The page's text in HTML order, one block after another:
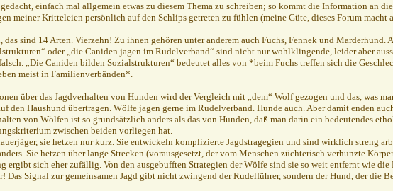
20:37
10:41
14:08
17:11
14.02.2001,21:40
12:13
15.02.2001,19:35
12:47
07:59
einfach mal allgemein etwas zu diesem Thema zu schreiben; so kommt die Information an
meiner Kritteleien persönlich auf den Schlips getreten zu fühlen (meine Güte, dieses Forum macht
das sind 14 Arten. Vierzehn! Zu ihnen gehören unter anderem auch Fuchs, Fennek und Marderhund.
oder „die Caniden jagen im Rudelverband“ sind nicht nur wohlklingende, leider aber
„Die Caniden bilden Sozialstrukturen“ bedeutet alles von *beim Fuchs treffen sich die
meist in Familienverbänden*.
über das Jagdverhalten von Hunden wird der Vergleich mit „dem“ Wolf gezogen und das, was
den Haushund übertragen. Wölfe jagen gerne im Rudelverband. Hunde auch. Aber damit enden
von Wölfen ist so grundsätzlich anders als das von Hunden, daß man darin ein bedeutendes
zwischen beiden vorliegen hat.
sie hetzen nur kurz. Sie entwickeln komplizierte Jagdstragegien und sind wirklich streng
Sie hetzen über lange Strecken (vorausgesetzt, der vom Menschen züchterisch verhunzte
ergibt sich eher zufällig. Von den ausgebufften Strategien der Wölfe sind sie so weit entfernt wie die
Das Signal zur gemeinsamen Jagd gibt nicht zwingend der Rudelführer, sondern der Hund, der die